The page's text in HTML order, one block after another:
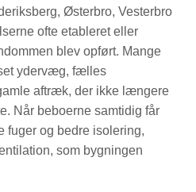
Østerbro, Vesterbro
ofte etableret eller
blev opført. Mange
ydervæg, fælles
aftræk, der ikke længere
Når beboerne samtidig får
fuger og bedre isolering,
som bygningen